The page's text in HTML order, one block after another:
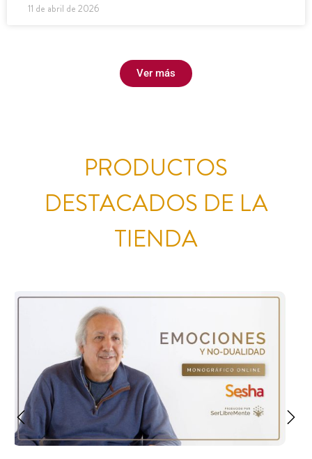
11 de abril de 2026
Ver más
PRODUCTOS
DESTACADOS DE LA
TIENDA